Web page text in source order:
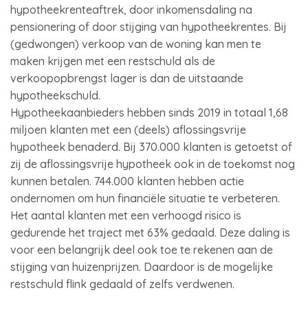
hypotheekrenteaftrek, door inkomensdaling na
pensionering of door stijging van hypotheekrentes. Bij
(gedwongen) verkoop van de woning kan men te
maken krijgen met een restschuld als de
verkoopopbrengst lager is dan de uitstaande
hypotheekschuld.
Hypotheekaanbieders hebben sinds 2019 in totaal 1,68
miljoen klanten met een (deels) aflossingsvrije
hypotheek benaderd. Bij 370.000 klanten is getoetst of
zij de aflossingsvrije hypotheek ook in de toekomst nog
kunnen betalen. 744.000 klanten hebben actie
ondernomen om hun financiële situatie te verbeteren.
Het aantal klanten met een verhoogd risico is
gedurende het traject met 63% gedaald. Deze daling is
voor een belangrijk deel ook toe te rekenen aan de
stijging van huizenprijzen. Daardoor is de mogelijke
restschuld flink gedaald of zelfs verdwenen.